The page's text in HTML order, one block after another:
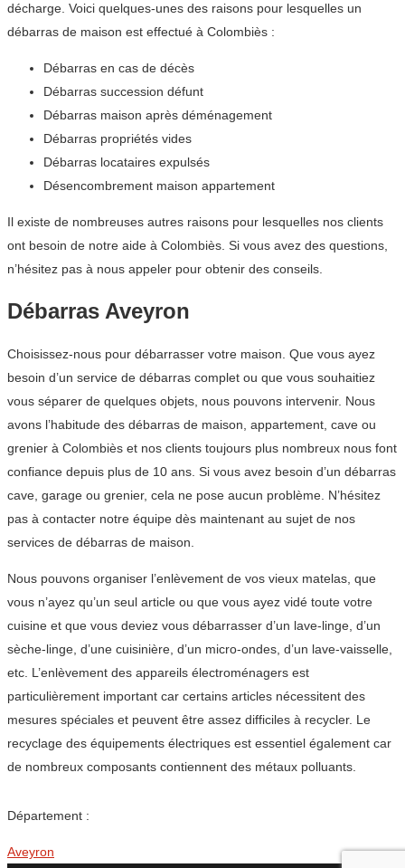
décharge. Voici quelques-unes des raisons pour lesquelles un
débarras de maison est effectué à Colombiès :
Débarras en cas de décès
Débarras succession défunt
Débarras maison après déménagement
Débarras propriétés vides
Débarras locataires expulsés
Désencombrement maison appartement
Il existe de nombreuses autres raisons pour lesquelles nos clients
ont besoin de notre aide à Colombiès. Si vous avez des questions,
n’hésitez pas à nous appeler pour obtenir des conseils.
Débarras Aveyron
Choisissez-nous pour débarrasser votre maison. Que vous ayez
besoin d’un service de débarras complet ou que vous souhaitiez
vous séparer de quelques objets, nous pouvons intervenir. Nous
avons l’habitude des débarras de maison, appartement, cave ou
grenier à Colombiès et nos clients toujours plus nombreux nous font
confiance depuis plus de 10 ans. Si vous avez besoin d’un débarras
cave, garage ou grenier, cela ne pose aucun problème. N’hésitez
pas à contacter notre équipe dès maintenant au sujet de nos
services de débarras de maison.
Nous pouvons organiser l’enlèvement de vos vieux matelas, que
vous n’ayez qu’un seul article ou que vous ayez vidé toute votre
cuisine et que vous deviez vous débarrasser d’un lave-linge, d’un
sèche-linge, d’une cuisinière, d’un micro-ondes, d’un lave-vaisselle,
etc. L’enlèvement des appareils électroménagers est
particulièrement important car certains articles nécessitent des
mesures spéciales et peuvent être assez difficiles à recycler. Le
recyclage des équipements électriques est essentiel également car
de nombreux composants contiennent des métaux polluants.
Département :
Aveyron